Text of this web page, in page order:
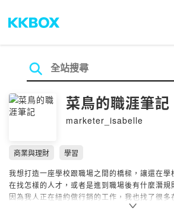
菜鳥的職涯筆記
marketer_isabelle
商業與理財
學習
我想打造一座學校跟職場之間的橋樑，讓還在
在找怎樣的人才，或者是進到職場後有什麼潛規
因為我人正在紐約做行銷的工作，我也找了很多